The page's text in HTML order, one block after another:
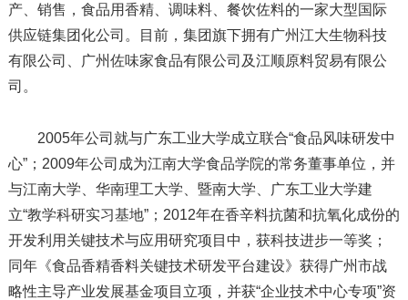
产、销售， 食品用香精、调味料、餐饮佐料的一家大型国际
供应链集团化公司。
目前，集团旗下拥有广州江大生物科技
有限公司、
广州佐味家食品有限公司及江顺原料贸易有限公
司。
2005年公司就与广东工业大学成立联合“食品风味研发中
心”；2009年公司成为江南大学食品学院的常务董事单位，并
与江南大学、华南理工大学、暨南大学、广东工业大学建
立“教学科研实习基地”；2012年在香辛料抗菌和抗氧化成份的
开发利用关键技术与应用研究项目中，获科技进步一等奖；
同年《食品香精香料关键技术研发平台建设》获得广州市战
略性主导产业发展基金项目立项，并获“企业技术中心专项”资